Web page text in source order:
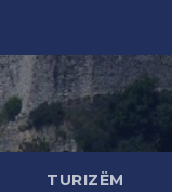
TURIZËM